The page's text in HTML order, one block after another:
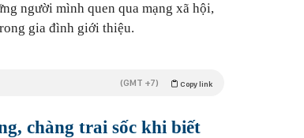
người mình quen qua mạng xã hội,
gia đình giới thiệu.
Copy link
(GMT +7)
chàng trai sốc khi biết